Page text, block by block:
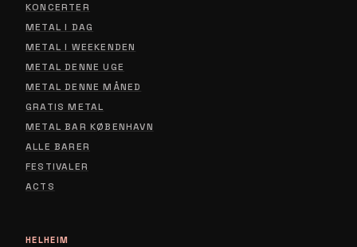
KONCERTER
METAL I DAG
METAL I WEEKENDEN
METAL DENNE UGE
METAL DENNE MÅNED
GRATIS METAL
METAL BAR KØBENHAVN
ALLE BARER
FESTIVALER
ACTS
HELHEIM